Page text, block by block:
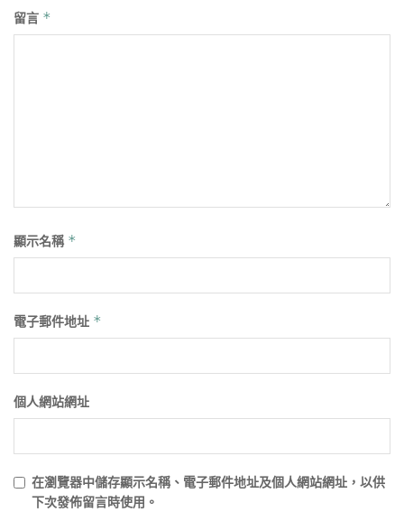
留言 *
顯示名稱 *
電子郵件地址 *
個人網站網址
在瀏覽器中儲存顯示名稱、電子郵件地址及個人網站網址，以供
下次發佈留言時使用。